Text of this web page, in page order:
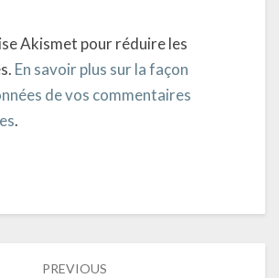
Akismet pour réduire les
En savoir plus sur la façon
de vos commentaires
.
PREVIOUS